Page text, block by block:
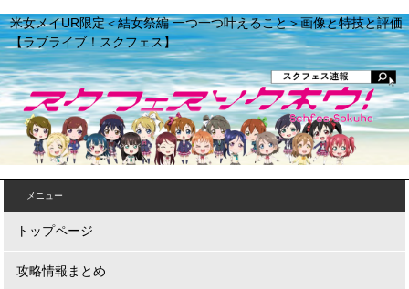
米女メイUR限定＜結女祭編 一つ一つ叶えること＞画像と特技と評価
【ラブライブ！スクフェス】
メニュー
トップページ
攻略情報まとめ